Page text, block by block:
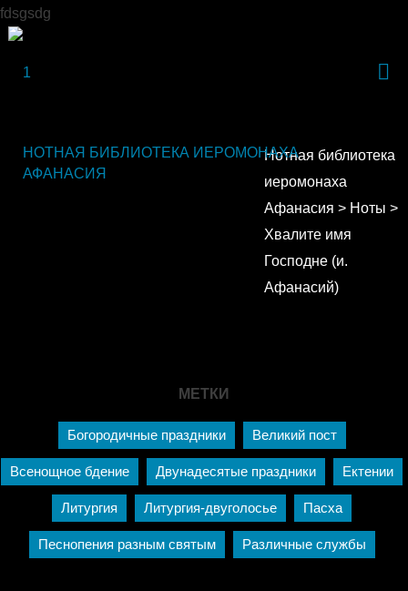
fdsgsdg
НОТНАЯ БИБЛИОТЕКА ИЕРОМОНАХА
АФАНАСИЯ
Нотная библиотека
иеромонаха
Афанасия > Ноты >
Хвалите имя
Господне (и.
Афанасий)
МЕТКИ
Богородичные праздники Великий пост
Всенощное бдение Двунадесятые праздники Ектении
Литургия Литургия-двуголосье Пасха
Песнопения разным святым Различные службы